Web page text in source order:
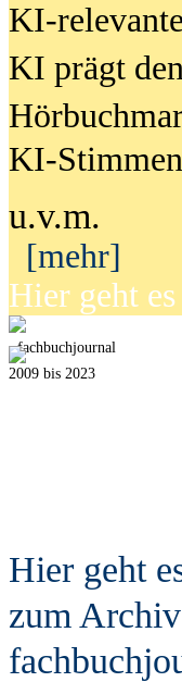
KI-
KI prägt
KI-
u.v.m.
[mehr]
Hier geht
fachbuchjournal
2009 bis 2023
Hier geht
zum
fachb